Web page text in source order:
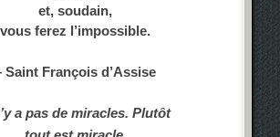
et, soudain,
vous ferez l’impossible.
Saint François d’Assise
a pas de miracles. Plutôt